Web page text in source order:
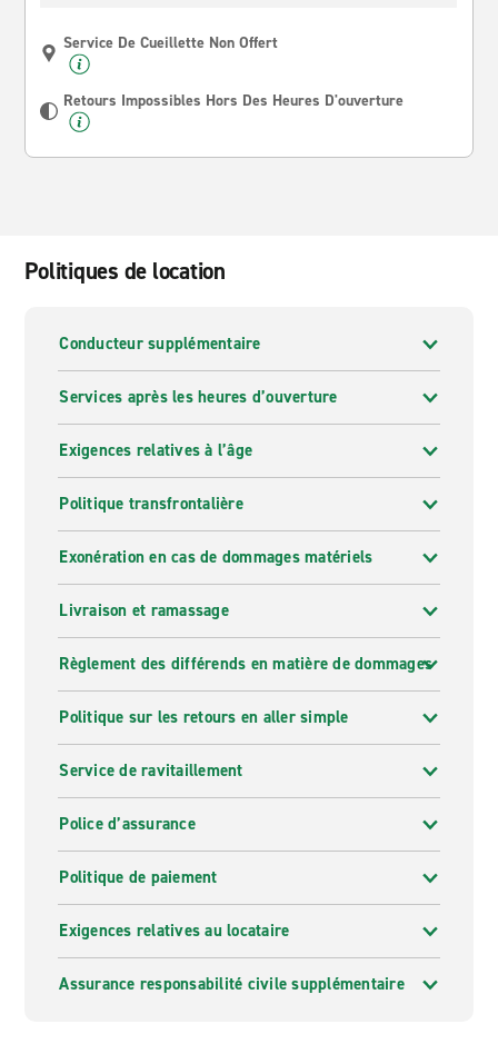
Service De Cueillette Non Offert
Retours Impossibles Hors Des Heures D'ouverture
Politiques de location
Conducteur supplémentaire
Services après les heures d’ouverture
Exigences relatives à l’âge
Politique transfrontalière
Exonération en cas de dommages matériels
Livraison et ramassage
Règlement des différends en matière de dommages
Politique sur les retours en aller simple
Service de ravitaillement
Police d’assurance
Politique de paiement
Exigences relatives au locataire
Assurance responsabilité civile supplémentaire